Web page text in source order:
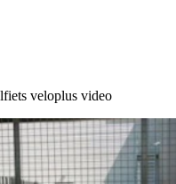
veloplus video